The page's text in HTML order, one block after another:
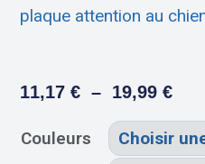
plaque attention au
11,17€ – 19,99€
Couleurs